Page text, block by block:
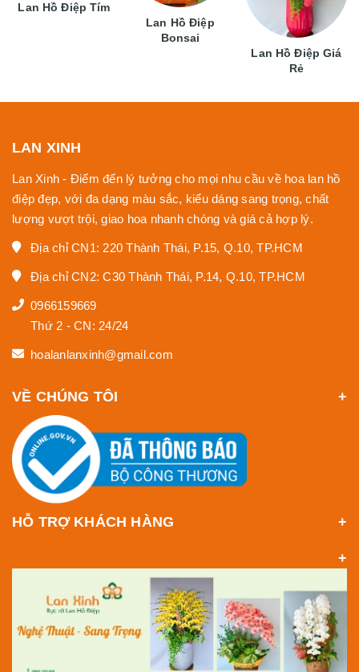
Lan Hồ Điệp Tím
Lan Hồ Điệp
Bonsai
Lan Hồ Điệp Giá
Rẻ
LAN XINH
Lan Xinh - Điểm đến lý tưởng cho mọi nhu cầu về hoa lan hồ
điệp đẹp, với đa dạng màu sắc, kiểu dáng sang trọng, chất
lượng vượt trội, giao hoa nhanh chóng và giá cả hợp lý.
Địa chỉ CN1: 220 Thành Thái, P.15, Q.10, TP.HCM
Địa chỉ CN2: C30 Thành Thái, P.14, Q.10, TP.HCM
0966159669
Thứ 2 - CN: 24/24
hoalanlanxinh@gmail.com
VỀ CHÚNG TÔI
HỖ TRỢ KHÁCH HÀNG